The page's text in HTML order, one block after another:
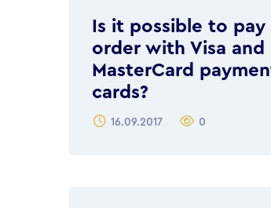
Is it possible to pay
order with Visa and
MasterCard
cards?
16.09.2017 0